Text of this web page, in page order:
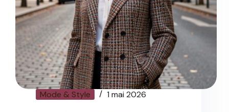
Mode & Style 1 mai 2026